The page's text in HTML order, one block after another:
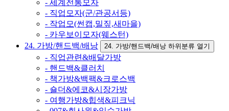
- 세계전통모자
- 직업모자(군/관공서등)
- 작업모(썬캡,밀짚,새마을)
- 카우보이모자(웨스턴)
24. 가방/핸드백/배낭
24. 가방/핸드백/배낭 하위분류 열기
- 직업관련&배달가방
- 핸드백&클러치
- 책가방&백팩&크로스백
- 숄더&에코&시장가방
- 여행가방&힙색&피크닉